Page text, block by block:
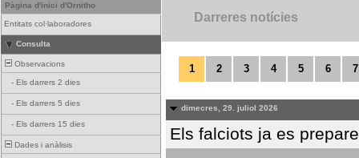
Pàgina d'inici d'Ornitho
Entitats col·laboradores
Consulta
Observacions
- Els darrers 2 dies
- Els darrers 5 dies
- Els darrers 15 dies
Dades i anàlisis
Darreres notícies
1 2 3 4 5 6 7
dimecres, 29. juliol 2026
Els falciots ja es